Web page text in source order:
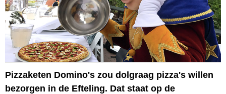
Pizzaketen Domino's zou dolgraag pizza's willen
bezorgen in de Efteling. Dat staat op de